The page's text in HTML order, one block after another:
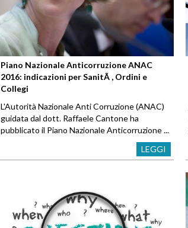
Piano Nazionale Anticorruzione ANAC
2016: indicazioni per SanitÃ , Ordini e
Collegi
L'Autorità Nazionale Anti Corruzione (ANAC)
guidata dal dott. Raffaele Cantone ha
pubblicato il Piano Nazionale Anticorruzione ...
LEGGI